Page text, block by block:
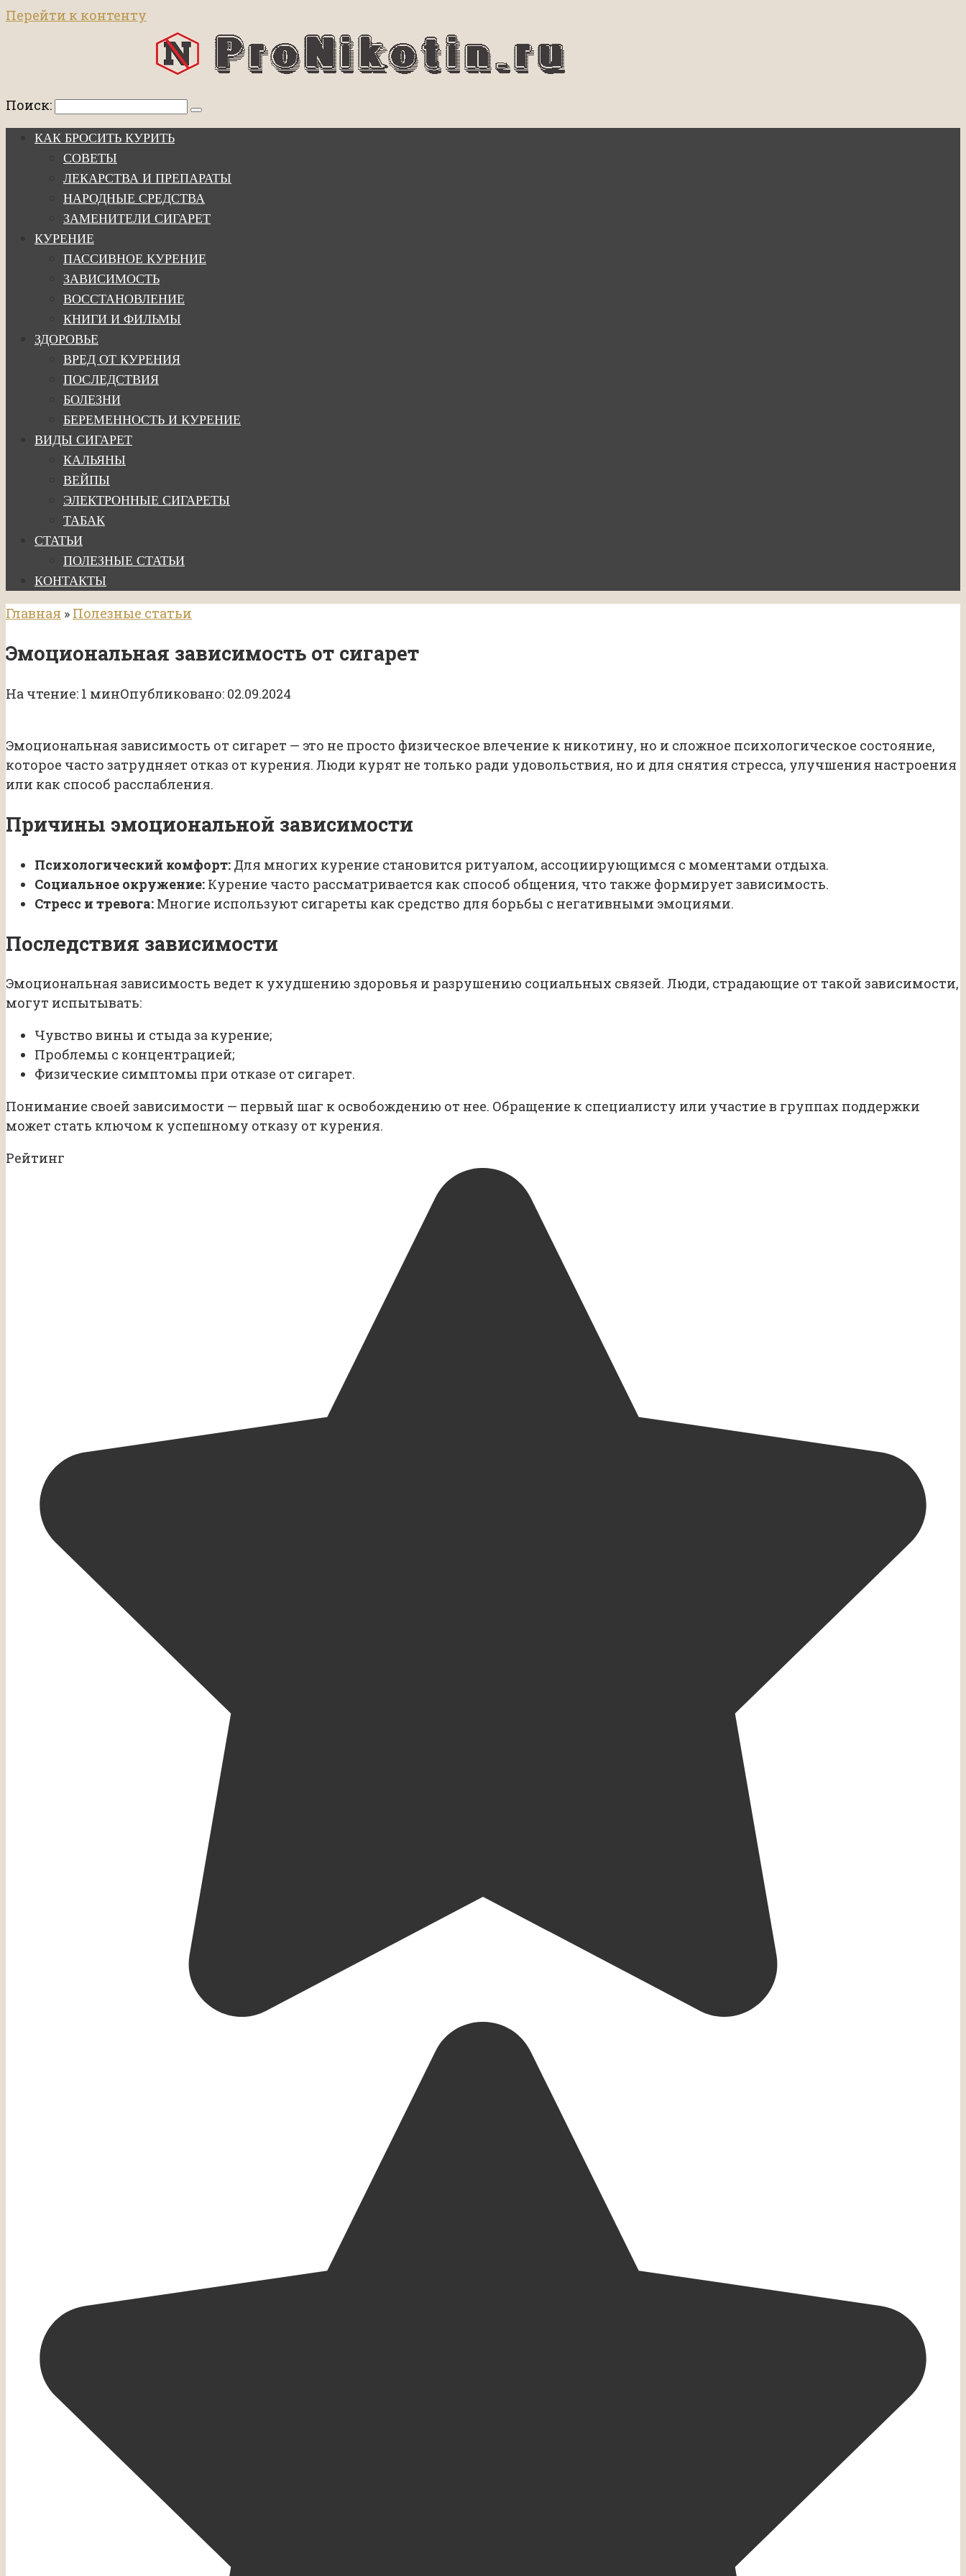
Перейти к контенту
Поиск:
КАК БРОСИТЬ КУРИТЬ
СОВЕТЫ
ЛЕКАРСТВА И ПРЕПАРАТЫ
НАРОДНЫЕ СРЕДСТВА
ЗАМЕНИТЕЛИ СИГАРЕТ
КУРЕНИЕ
ПАССИВНОЕ КУРЕНИЕ
ЗАВИСИМОСТЬ
ВОССТАНОВЛЕНИЕ
КНИГИ И ФИЛЬМЫ
ЗДОРОВЬЕ
ВРЕД ОТ КУРЕНИЯ
ПОСЛЕДСТВИЯ
БОЛЕЗНИ
БЕРЕМЕННОСТЬ И КУРЕНИЕ
ВИДЫ СИГАРЕТ
КАЛЬЯНЫ
ВЕЙПЫ
ЭЛЕКТРОННЫЕ СИГАРЕТЫ
ТАБАК
СТАТЬИ
ПОЛЕЗНЫЕ СТАТЬИ
КОНТАКТЫ
Главная » Полезные статьи
Эмоциональная зависимость от сигарет
На чтение: 1 минОпубликовано: 02.09.2024
Эмоциональная зависимость от сигарет — это не просто физическое влечение к никотину, но и сложное психологическое состояние,
которое часто затрудняет отказ от курения. Люди курят не только ради удовольствия, но и для снятия стресса, улучшения настроения
или как способ расслабления.
Причины эмоциональной зависимости
Психологический комфорт: Для многих курение становится ритуалом, ассоциирующимся с моментами отдыха.
Социальное окружение: Курение часто рассматривается как способ общения, что также формирует зависимость.
Стресс и тревога: Многие используют сигареты как средство для борьбы с негативными эмоциями.
Последствия зависимости
Эмоциональная зависимость ведет к ухудшению здоровья и разрушению социальных связей. Люди, страдающие от такой зависимости,
могут испытывать:
Чувство вины и стыда за курение;
Проблемы с концентрацией;
Физические симптомы при отказе от сигарет.
Понимание своей зависимости — первый шаг к освобождению от нее. Обращение к специалисту или участие в группах поддержки
может стать ключом к успешному отказу от курения.
Рейтинг